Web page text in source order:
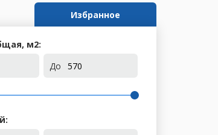
Избранное
м2:
До